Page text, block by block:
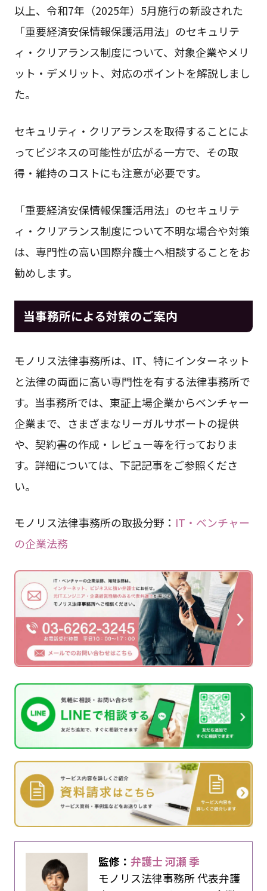
以上、令和7年（2025年）5月施行の新設された
「重要経済安保情報保護活用法」のセキュリテ
ィ・クリアランス制度について、対象企業やメリ
ット・デメリット、対応のポイントを解説しまし
た。
セキュリティ・クリアランスを取得することによ
ってビジネスの可能性が広がる一方で、その取
得・維持のコストにも注意が必要です。
「重要経済安保情報保護活用法」のセキュリテ
ィ・クリアランス制度について不明な場合や対策
は、専門性の高い国際弁護士へ相談することをお
勧めします。
当事務所による対策のご案内
モノリス法律事務所は、IT、特にインターネット
と法律の両面に高い専門性を有する法律事務所で
す。当事務所では、東証上場企業からベンチャー
企業まで、さまざまなリーガルサポートの提供
や、契約書の作成・レビュー等を行っておりま
す。詳細については、下記記事をご参照くださ
い。
モノリス法律事務所の取扱分野： IT・ベンチャー
の企業法務
監修：弁護士 河瀬 季
モノリス法律事務所 代表弁護